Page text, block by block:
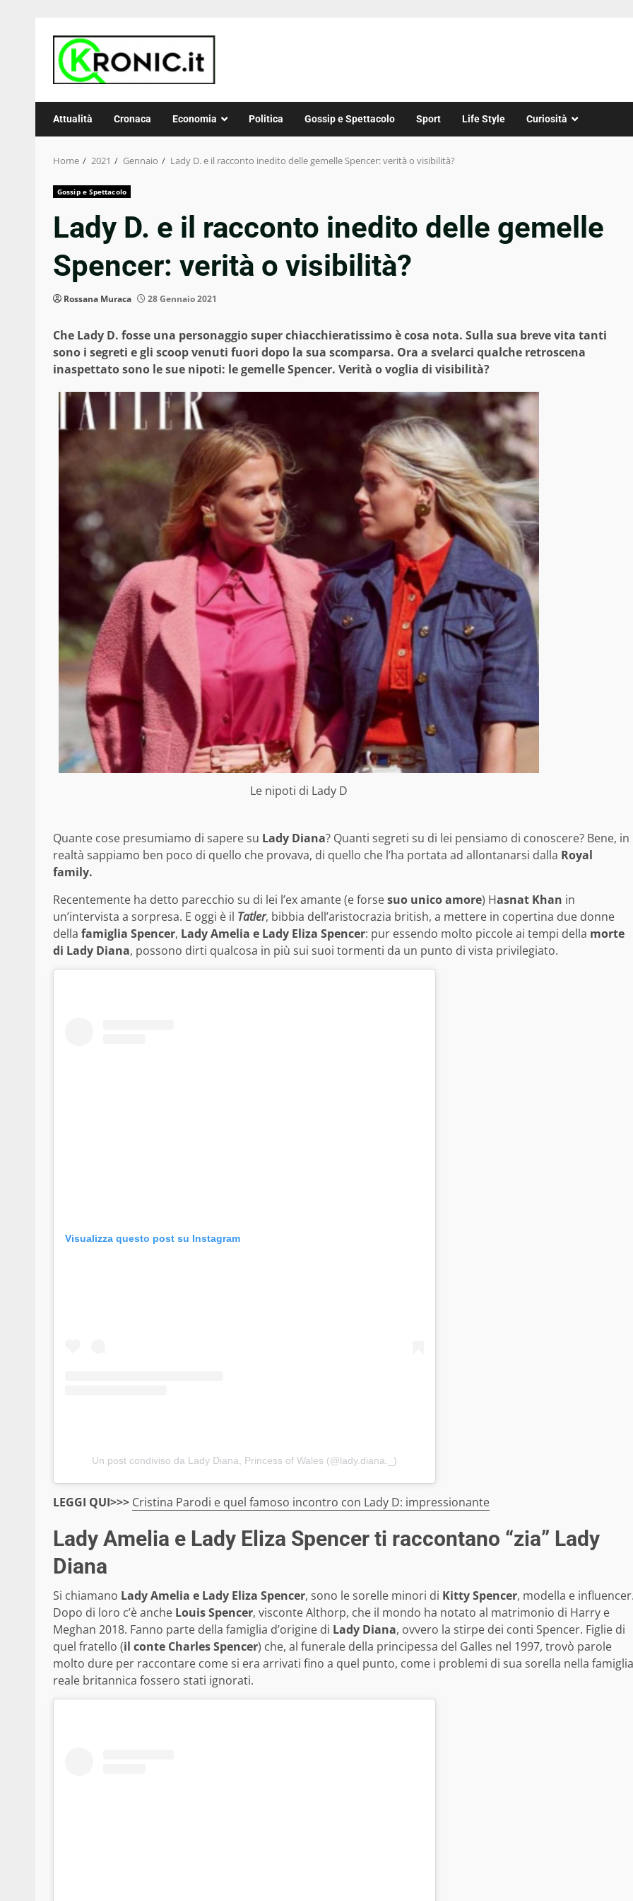
content
Attualità Cronaca Economia Politica Gossip e Spettacolo Sport Life Style Curiosità
Home 2021 Gennaio Lady D. e il racconto inedito delle gemelle Spencer: verità o visibilità?
Gossip e Spettacolo
Lady D. e il racconto inedito delle gemelle
Spencer: verità o visibilità?
Rossana Muraca 28 Gennaio 2021
Che Lady D. fosse una personaggio super chiacchieratissimo è cosa nota. Sulla sua breve vita tanti
sono i segreti e gli scoop venuti fuori dopo la sua scomparsa. Ora a svelarci qualche retroscena
inaspettato sono le sue nipoti: le gemelle Spencer. Verità o voglia di visibilità?
Le nipoti di Lady D
Quante cose presumiamo di sapere su Lady Diana? Quanti segreti su di lei pensiamo di conoscere? Bene, in
realtà sappiamo ben poco di quello che provava, di quello che l’ha portata ad allontanarsi dalla Royal
family.
Recentemente ha detto parecchio su di lei l’ex amante (e forsesuo unico amore) Hasnat Khan in
un’intervista a sorpresa. E oggi è il Tatler, bibbia dell’aristocrazia british, a mettere in copertina due donne
della famiglia Spencer, Lady Amelia e Lady Eliza Spencer: pur essendo molto piccole ai tempi della morte
di Lady Diana, possono dirti qualcosa in più sui suoi tormenti da un punto di vista privilegiato.
Visualizza questo post su Instagram
Un post condiviso da Lady Diana, Princess of Wales (@lady.diana._)
LEGGI QUI>>> Cristina Parodi e quel famoso incontro con Lady D: impressionante
Lady Amelia e Lady Eliza Spencer ti raccontano “zia” Lady
Diana
Si chiamano Lady Amelia e Lady Eliza Spencer, sono le sorelle minori di Kitty Spencer, modella e
Dopo di loro c’è anche Louis Spencer, visconte Althorp, che il mondo ha notato al matrimonio di Harry e
Meghan 2018. Fanno parte della famiglia d’origine di Lady Diana, ovvero la stirpe dei conti Spencer. Figlie di
quel fratello (il conte Charles Spencer) che, al funerale della principessa del Galles nel 1997, trovò parole
molto dure per raccontare come si era arrivati fino a quel punto, come i problemi di sua sorella nella famiglia
reale britannica fossero stati ignorati.